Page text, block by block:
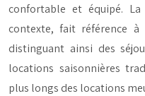
confortable et équipé.
contexte, fait référence à
distinguant ainsi des
locations saisonnières
plus longs des locations